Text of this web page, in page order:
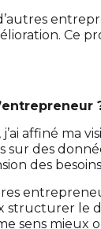
Ce
affiné ma
sur des
des
structurer le
sens